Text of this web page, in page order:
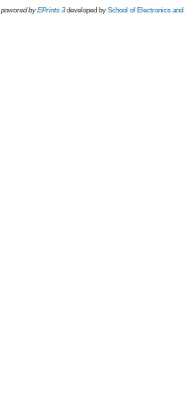
powored byEPrints 3 developed by School of Electronics